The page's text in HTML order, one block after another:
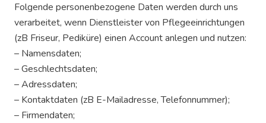
Folgende personenbezogene Daten werden durch uns
verarbeitet, wenn Dienstleister von Pflegeeinrichtungen
(zB Friseur, Pediküre) einen Account anlegen und nutzen:
– Namensdaten;
– Geschlechtsdaten;
– Adressdaten;
– Kontaktdaten (zB E-Mailadresse, Telefonnummer);
– Firmendaten;